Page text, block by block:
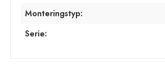
Monteringstyp:
Serie: